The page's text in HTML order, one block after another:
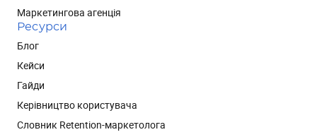
Маркетингова агенція
Ресурси
Блог
Кейси
Гайди
Керівництво користувача
Словник Retention-маркетолога